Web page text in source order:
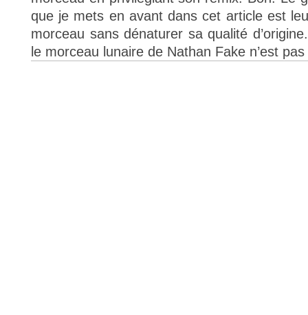
que je mets en avant dans cet article est
morceau sans dénaturer sa qualité
le morceau lunaire de Nathan Fake n’est